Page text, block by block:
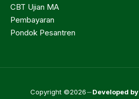
CBT Ujian MA
Pembayaran
Pondok Pesantren
Copyright ©2026 Developed by